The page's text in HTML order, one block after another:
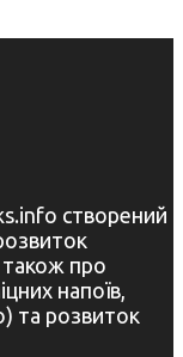
створений
також про
напоїв,
та розвиток